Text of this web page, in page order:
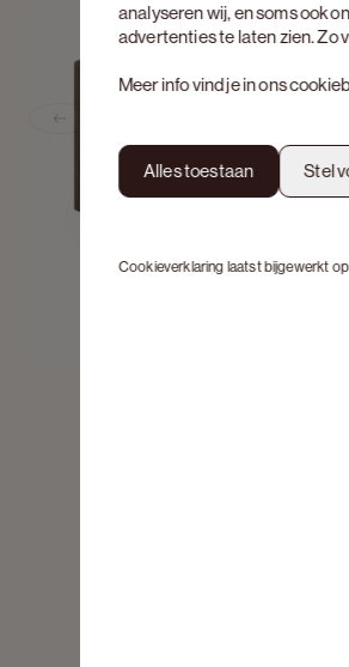
analyseren wij, en soms ook
advertenties te laten zien. Zo
Meer info vind je in ons
Alles toestaan Stel
Cookieverklaring laatst bijgewerkt